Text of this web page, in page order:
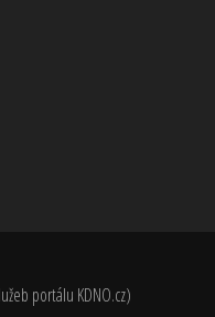
portálu KDNO.cz)